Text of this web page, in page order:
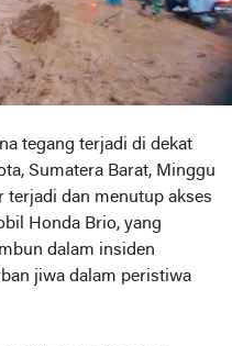
tegang terjadi di dekat
Sumatera Barat, Minggu
dan menutup akses
Honda Brio, yang
dalam insiden
jiwa dalam peristiwa